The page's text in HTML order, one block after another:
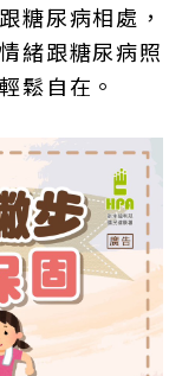
糖尿病相處，
緒跟糖尿病照
鬆自在。